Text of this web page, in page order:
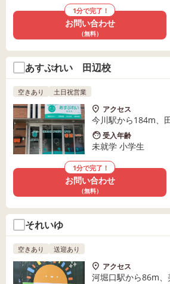
1分で完了！
お問い合わせ
（無料）
あすぷれい 田辺校
空きあり 土日祝営業
アクセス
今川駅から184m、
受入年齢
未就学 小学生
1分で完了！
お問い合わせ
（無料）
それいゆ
空きあり 送迎あり
アクセス
河堀口駅から86m